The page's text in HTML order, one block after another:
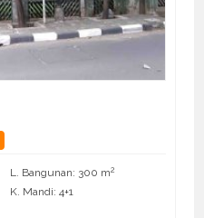
L. Bangunan: 300 m2
K. Mandi: 4+1